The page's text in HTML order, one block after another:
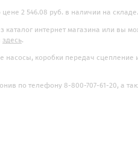
2 546.08 руб. в наличии на складе.
каталог интернет магазина или вы
здесь.
насосы, коробки передач
по телефону 8-800-707-61-20, а